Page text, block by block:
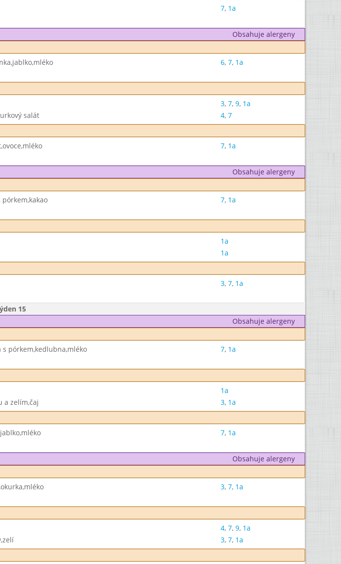
7, 1a
Obsahuje alergeny
6, 7, 1a
3, 7, 9, 1a
salát 4, 7
7, 1a
Obsahuje alergeny
7, 1a
1a
1a
3, 7, 1a
15
Obsahuje alergeny
pórkem,kedlubna,mléko 7, 1a
1a
a zelím,čaj 3, 1a
7, 1a
Obsahuje alergeny
3, 7, 1a
4, 7, 9, 1a
3, 7, 1a